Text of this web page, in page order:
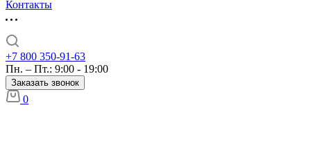
Контакты
+7 800 350-91-63
Пн. – Пт.: 9:00 - 19:00
Заказать звонок
0